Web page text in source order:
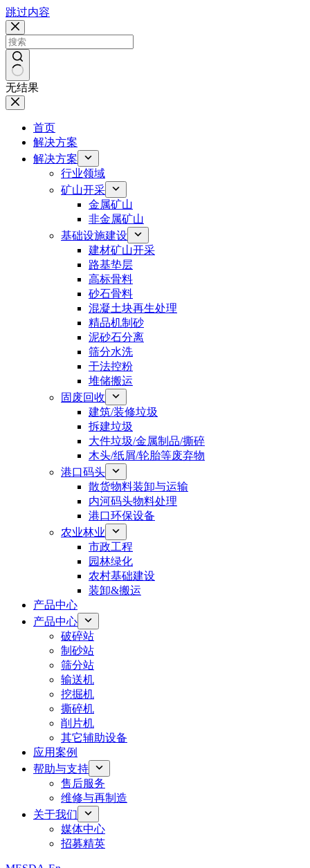
跳过内容
无结果
首页
解决方案
解决方案
行业领域
矿山开采
金属矿山
非金属矿山
基础设施建设
建材矿山开采
路基垫层
高标骨料
砂石骨料
混凝土块再生处理
精品机制砂
泥砂石分离
筛分水洗
干法控粉
堆储搬运
固废回收
建筑/装修垃圾
拆建垃圾
大件垃圾/金属制品/撕碎
木头/纸屑/轮胎等废弃物
港口码头
散货物料装卸与运输
内河码头物料处理
港口环保设备
农业林业
市政工程
园林绿化
农村基础建设
装卸&搬运
产品中心
产品中心
破碎站
制砂站
筛分站
输送机
挖掘机
撕碎机
削片机
其它辅助设备
应用案例
帮助与支持
售后服务
维修与再制造
关于我们
媒体中心
招募精英